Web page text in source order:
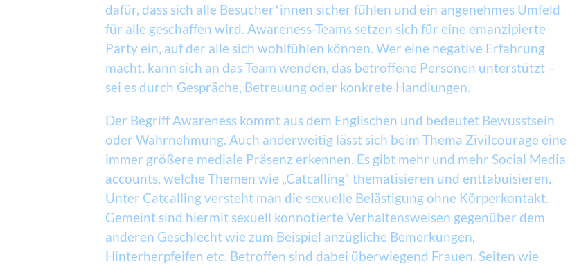
dafür, dass sich alle Besucher*innen sicher fühlen und ein angenehmes Umfeld
für alle geschaffen wird. Awareness-Teams setzen sich für eine emanzipierte
Party ein, auf der alle sich wohlfühlen können. Wer eine negative Erfahrung
macht, kann sich an das Team wenden, das betroffene Personen unterstützt –
sei es durch Gespräche, Betreuung oder konkrete Handlungen.
Der Begriff Awareness kommt aus dem Englischen und bedeutet Bewusstsein
oder Wahrnehmung. Auch anderweitig lässt sich beim Thema Zivilcourage eine
immer größere mediale Präsenz erkennen. Es gibt mehr und mehr Social Media
accounts, welche Themen wie „Catcalling“ thematisieren und enttabuisieren.
Unter Catcalling versteht man die sexuelle Belästigung ohne Körperkontakt.
Gemeint sind hiermit sexuell konnotierte Verhaltensweisen gegenüber dem
anderen Geschlecht wie zum Beispiel anzügliche Bemerkungen,
Hinterherpfeifen etc. Betroffen sind dabei überwiegend Frauen. Seiten wie